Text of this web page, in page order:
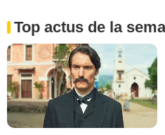
Top actus de la